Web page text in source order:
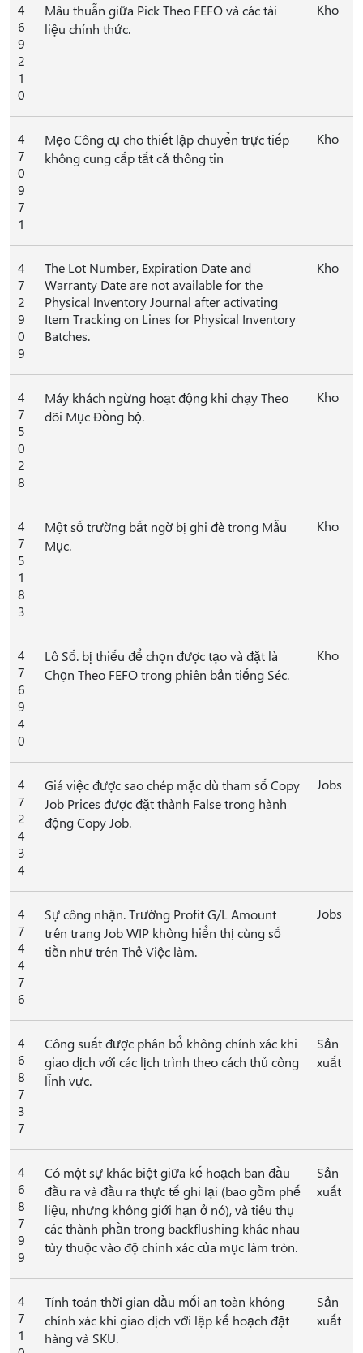
4
6
9
2
1
0
Mâu thuẫn giữa Pick Theo FEFO và các tài
liệu chính thức.
Kho
4
7
0
9
7
1
Mẹo Công cụ cho thiết lập chuyển trực tiếp
không cung cấp tất cả thông tin
Kho
4
7
2
9
0
9
The Lot Number, Expiration Date and
Warranty Date are not available for the
Physical Inventory Journal after activating
Item Tracking on Lines for Physical Inventory
Batches.
Kho
4
7
5
0
2
8
Máy khách ngừng hoạt động khi chạy Theo
dõi Mục Đồng bộ.
Kho
4
7
5
1
8
3
Một số trường bất ngờ bị ghi đè trong Mẫu
Mục.
Kho
4
7
6
9
4
0
Lô Số. bị thiếu để chọn được tạo và đặt là
Chọn Theo FEFO trong phiên bản tiếng Séc.
Kho
4
7
2
4
3
4
Giá việc được sao chép mặc dù tham số Copy
Job Prices được đặt thành False trong hành
động Copy Job.
Jobs
4
7
4
4
7
6
Sự công nhận. Trường Profit G/L Amount
trên trang Job WIP không hiển thị cùng số
tiền như trên Thẻ Việc làm.
Jobs
4
6
8
7
3
7
Công suất được phân bổ không chính xác khi
giao dịch với các lịch trình theo cách thủ công
lĩnh vực.
Sản
xuất
4
6
8
7
9
9
Có một sự khác biệt giữa kế hoạch ban đầu
đầu ra và đầu ra thực tế ghi lại (bao gồm phế
liệu, nhưng không giới hạn ở nó), và tiêu thụ
các thành phần trong backflushing khác nhau
tùy thuộc vào độ chính xác của mục làm tròn.
Sản
xuất
4
7
1
Tính toán thời gian đầu mối an toàn không
chính xác khi giao dịch với lập kế hoạch đặt
hàng và SKU.
Sản
xuất